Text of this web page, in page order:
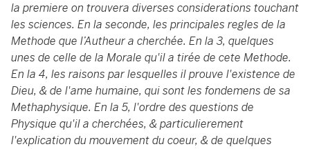
la premiere on trouvera diverses considerations touchant
les sciences. En la seconde, les principales regles de la
Methode que l’Autheur a cherchée. En la 3, quelques
unes de celle de la Morale qu'il a tirée de cete Methode.
En la 4, les raisons par lesquelles il prouve l'existence de
Dieu, & de l'ame humaine, qui sont les fondemens de sa
Methaphysique. En la 5, l'ordre des questions de
Physique qu'il a cherchées, & particulierement
l'explication du mouvement du coeur, & de quelques